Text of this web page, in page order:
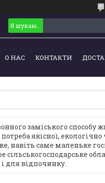
О НАС КОНТАКТИ
заміського способу
якісної, екологічно
навіть саме маленьке
для відпочинку.